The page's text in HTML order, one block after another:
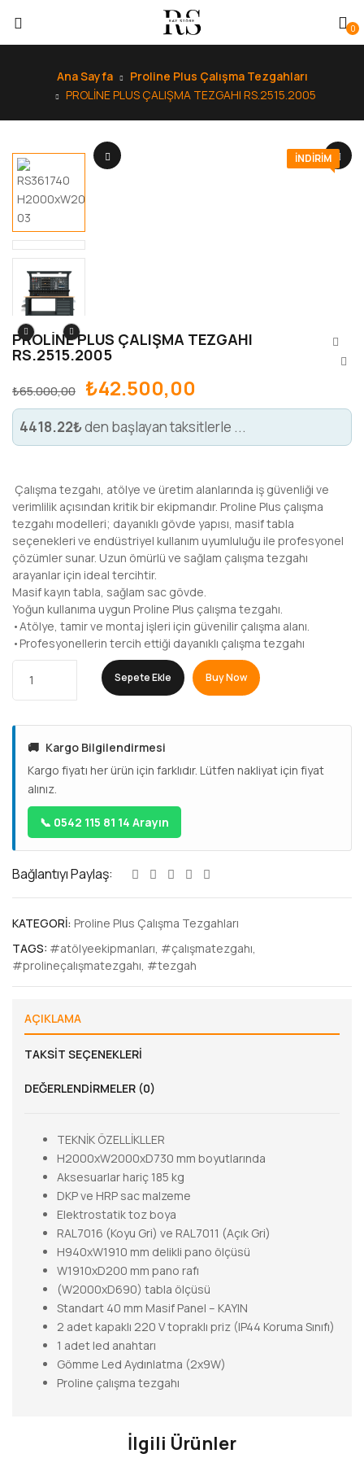
0
Ana Sayfa
Proline Plus Çalışma Tezgahları
PROLİNE PLUS ÇALIŞMA TEZGAHI RS.2515.2005
INDIRIM
PROLİNE PLUS ÇALIŞMA TEZGAHI
RS.2515.2005
₺65.000,00 ₺42.500,00
4418.22₺den başlayan taksitlerle ...
Çalışma tezgahı, atölye ve üretim alanlarında iş güvenliği ve
verimlilik açısından kritik bir ekipmandır. Proline Plus çalışma
tezgahı modelleri; dayanıklı gövde yapısı, masif tabla
seçenekleri ve endüstriyel kullanım uyumluluğu ile profesyonel
çözümler sunar. Uzun ömürlü ve sağlam çalışma tezgahı
arayanlar için ideal tercihtir.
Masif kayın tabla, sağlam sac gövde.
Yoğun kullanıma uygun Proline Plus çalışma tezgahı.
•Atölye, tamir ve montaj işleri için güvenilir çalışma alanı.
•Profesyonellerin tercih ettiği dayanıklı çalışma tezgahı
Sepete Ekle Buy Now
🚚 Kargo Bilgilendirmesi
Kargo fiyatı her ürün için farklıdır. Lütfen nakliyat için fiyat
alınız.
📞 0542 115 81 14 Arayın
Bağlantıyı Paylaş:
KATEGORI: Proline Plus Çalışma Tezgahları
TAGS: #atölyeekipmanları #çalışmatezgahı
#prolineçalışmatezgahı #tezgah
AÇIKLAMA
TAKSIT SEÇENEKLERI
DEĞERLENDIRMELER (0)
TEKNİK ÖZELLİKLLER
H2000xW2000xD730 mm boyutlarında
Aksesuarlar hariç 185 kg
DKP ve HRP sac malzeme
Elektrostatik toz boya
RAL7016 (Koyu Gri) ve RAL7011 (Açık Gri)
H940xW1910 mm delikli pano ölçüsü
W1910xD200 mm pano rafı
(W2000xD690) tabla ölçüsü
Standart 40 mm Masif Panel – KAYIN
2 adet kapaklı 220 V topraklı priz (IP44 Koruma Sınıfı)
1 adet led anahtarı
Gömme Led Aydınlatma (2x9W)
Proline çalışma tezgahı
İlgili Ürünler